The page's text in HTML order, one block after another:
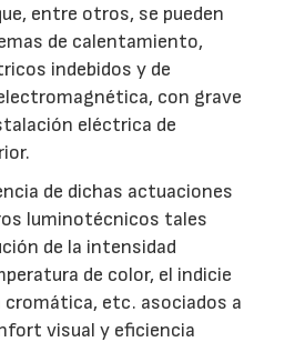
entre otros, se pueden
de calentamiento,
indebidos y de
con grave
eléctrica de
de dichas actuaciones
luminotécnicos tales
de la intensidad
de color, el indicie
cromática, etc. asociados a
visual y eficiencia